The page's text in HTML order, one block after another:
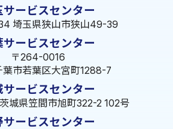
サービスセンター
埼玉県狭山市狭山49-39
サービスセンター
〒264-0016
葉市若葉区大宮町1288-7
サービスセンター
城県笠間市旭町322-2 102号
サービスセンター